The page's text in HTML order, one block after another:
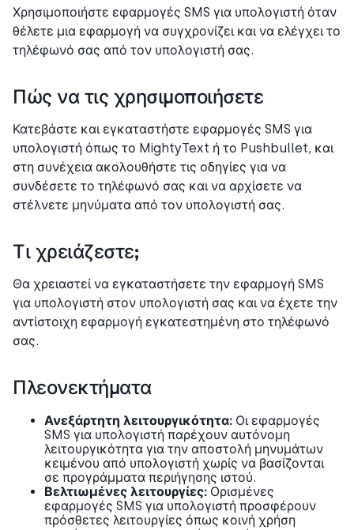
Χρησιμοποιήστε εφαρμογές SMS για υπολογιστή όταν
θέλετε μια εφαρμογή να συγχρονίζει και να ελέγχει το
τηλέφωνό σας από τον υπολογιστή σας.
Πώς να τις χρησιμοποιήσετε
Κατεβάστε και εγκαταστήστε εφαρμογές SMS για
υπολογιστή όπως το MightyText ή το Pushbullet, και
στη συνέχεια ακολουθήστε τις οδηγίες για να
συνδέσετε το τηλέφωνό σας και να αρχίσετε να
στέλνετε μηνύματα από τον υπολογιστή σας.
Τι χρειάζεστε;
Θα χρειαστεί να εγκαταστήσετε την εφαρμογή SMS
για υπολογιστή στον υπολογιστή σας και να έχετε την
αντίστοιχη εφαρμογή εγκατεστημένη στο τηλέφωνό
σας.
Πλεονεκτήματα
Ανεξάρτητη λειτουργικότητα: Οι εφαρμογές
SMS για υπολογιστή παρέχουν αυτόνομη
λειτουργικότητα για την αποστολή μηνυμάτων
κειμένου από υπολογιστή χωρίς να βασίζονται
σε προγράμματα περιήγησης ιστού.
Βελτιωμένες λειτουργίες: Ορισμένες
εφαρμογές SMS για υπολογιστή προσφέρουν
πρόσθετες λειτουργίες όπως κοινή χρήση